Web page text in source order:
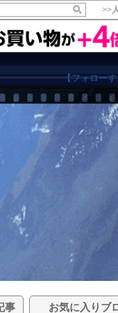
>>
【フォロー
事 お気に入りブ